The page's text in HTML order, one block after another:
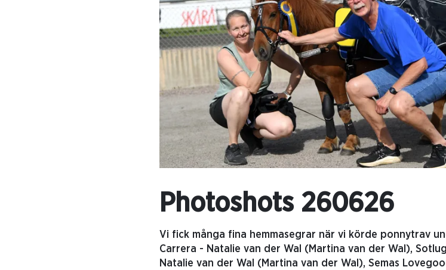
Photoshots 260626
Vi fick många fina hemmasegrar när vi körde ponnytrav
Carrera - Natalie van der Wal (Martina van der Wal),
Natalie van der Wal (Martina van der Wal), Semas